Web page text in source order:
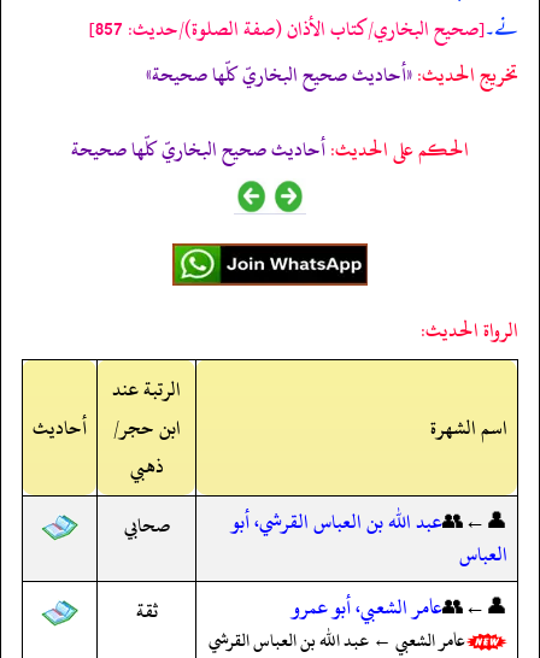
نے۔[صحيح البخاري/كتاب الأذان (صفة الصلوة)/حدیث: 857]
تخریج الحدیث:«أحاديث صحيح البخاريّ كلّها صحيحة»
الحكم على الحديث:أحاديث صحيح البخاريّ كلّها صحيحة
الرواة الحديث:
اسم الشهرة
الرتبة عند
ابن حجر/
ذهبي
أحاديث
👤←👥عبد الله بن العباس القرشي، أبو
العباس
صحابي
👤←👥عامر الشعبي، أبو عمرو
عامر الشعبي ← عبد الله بن العباس القرشي
ثقة